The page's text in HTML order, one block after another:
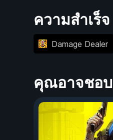
ความสำเร็จ
Damage Dealer
คุณอาจชอบ